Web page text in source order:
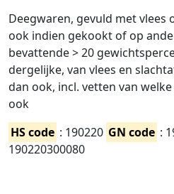
Deegwaren, gevuld met vlees
ook indien gekookt of op
bevattende > 20
dergelijke, van vlees en
dan ook, incl. vetten van
ook
HS code : 190220 GN code :
190220300080